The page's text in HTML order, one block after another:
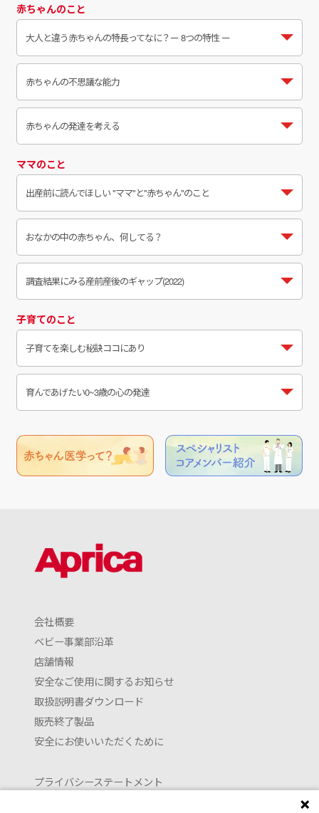
赤ちゃんのこと
大人と違う赤ちゃんの特長ってなに？ ー 8つの特性 ー
赤ちゃんの不思議な能力
赤ちゃんの発達を考える
ママのこと
出産前に読んでほしい"ママ"と"赤ちゃん"のこと
おなかの中の赤ちゃん、何してる？
調査結果にみる産前産後のギャップ(2022)
子育てのこと
子育てを楽しむ秘訣ココにあり
育んであげたい0~3歳の心の発達
会社概要
ベビー事業部沿革
店舗情報
安全なご使用に関するお知らせ
取扱説明書ダウンロード
販売終了製品
安全にお使いいただくために
プライバシーステートメント